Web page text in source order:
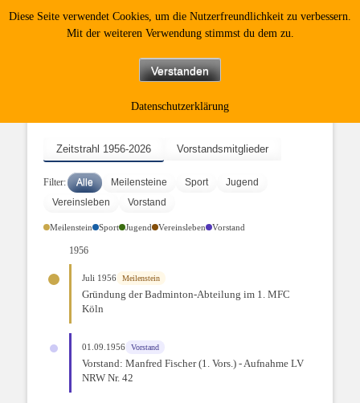
Kölner Federballclub
Zeitstrahl 1956-2026 Vorstandsmitglieder
Filter: Alle Meilensteine Sport
Jugend
Vereinsleben
Vorstand
Meilenstein Sport Jugend Vereinsleben Vorstand
1956
Juli 1956 Meilenstein
Gründung der Badminton-Abteilung im 1. MFC
Köln
01.09.1956 Vorstand
Vorstand: Manfred Fischer (1. Vors.) - Aufnahme LV
NRW Nr. 42
Diese Seite verwendet Cookies, um die Nutzerfreundlichkeit zu verbessern.
Mit der weiteren Verwendung stimmst du dem zu.
Verstanden
Datenschutzerklärung